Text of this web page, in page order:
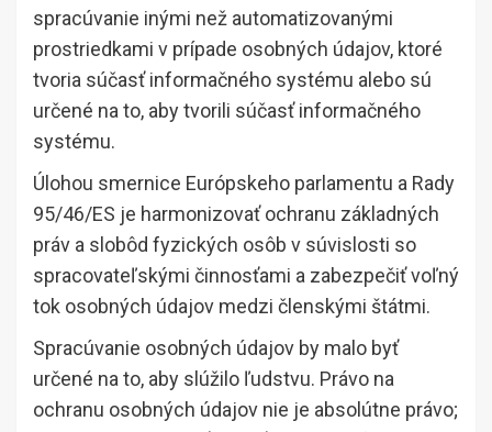
spracúvanie inými než automatizovanými
prostriedkami v prípade osobných údajov, ktoré
tvoria súčasť informačného systému alebo sú
určené na to, aby tvorili súčasť informačného
systému.
Úlohou smernice Európskeho parlamentu a Rady
95/46/ES je harmonizovať ochranu základných
práv a slobôd fyzických osôb v súvislosti so
spracovateľskými činnosťami a zabezpečiť voľný
tok osobných údajov medzi členskými štátmi.
Spracúvanie osobných údajov by malo byť
určené na to, aby slúžilo ľudstvu. Právo na
ochranu osobných údajov nie je absolútne právo;